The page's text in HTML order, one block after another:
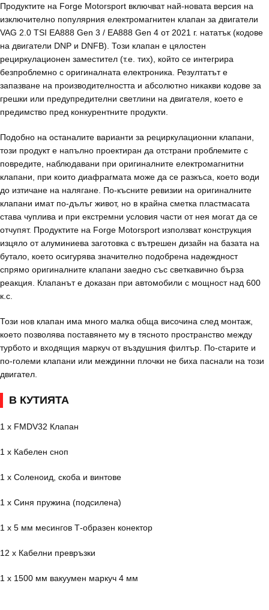
Продуктите на Forge Motorsport включват най-новата версия на
изключително популярния електромагнитен клапан за двигатели
VAG 2.0 TSI EA888 Gen 3 / EA888 Gen 4 от 2021 г. нататък (кодове
на двигатели DNP и DNFB). Този клапан е цялостен
рециркулационен заместител (т.е. тих), който се интегрира
безпроблемно с оригиналната електроника. Резултатът е
запазване на производителността и абсолютно никакви кодове за
грешки или предупредителни светлини на двигателя, което е
предимство пред конкурентните продукти.
Подобно на останалите варианти за рециркулационни клапани,
този продукт е напълно проектиран да отстрани проблемите с
повредите, наблюдавани при оригиналните електромагнитни
клапани, при които диафрагмата може да се разкъса, което води
до изтичане на налягане. По-късните ревизии на оригиналните
клапани имат по-дълъг живот, но в крайна сметка пластмасата
става чуплива и при екстремни условия части от нея могат да се
отчупят. Продуктите на Forge Motorsport използват конструкция
изцяло от алуминиева заготовка с вътрешен дизайн на базата на
бутало, което осигурява значително подобрена надеждност
спрямо оригиналните клапани заедно със светкавично бърза
реакция. Клапанът е доказан при автомобили с мощност над 600
к.с.
Този нов клапан има много малка обща височина след монтаж,
което позволява поставянето му в тясното пространство между
турбото и входящия маркуч от въздушния филтър. По-старите и
по-големи клапани или междинни плочки не биха паснали на този
двигател.
В КУТИЯТА
1 x FMDV32 Клапан
1 x Кабелен сноп
1 x Соленоид, скоба и винтове
1 x Синя пружина (подсилена)
1 x 5 мм месингов Т-образен конектор
12 x Кабелни превръзки
1 x 1500 мм вакуумен маркуч 4 мм